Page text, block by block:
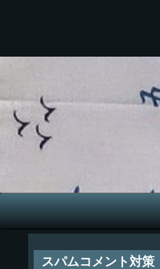
メ
イ
スパムコメント対策